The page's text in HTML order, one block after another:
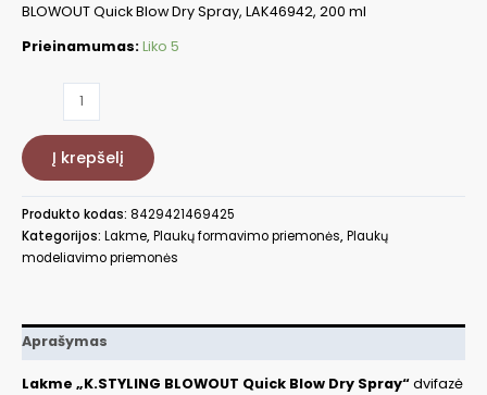
BLOWOUT Quick Blow Dry Spray, LAK46942, 200 ml
Prieinamumas:Liko 5
produkto
Priemonė
greitinanti
plaukų
K.STYLING
BLOWOUT,
200
Į krepšelį
Produkto kodas: 8429421469425
Kategorijos: Lakme,Plaukų formavimo priemonės,Plaukų
modeliavimo priemonės
Aprašymas
Lakme „K.STYLING BLOWOUT Quick Blow Dry Spray“dvifazė